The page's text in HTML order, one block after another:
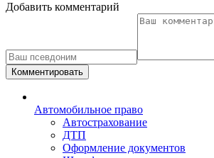
Добавить комментарий
Комментировать
Автомобильное право
Автострахование
ДТП
Оформление документов